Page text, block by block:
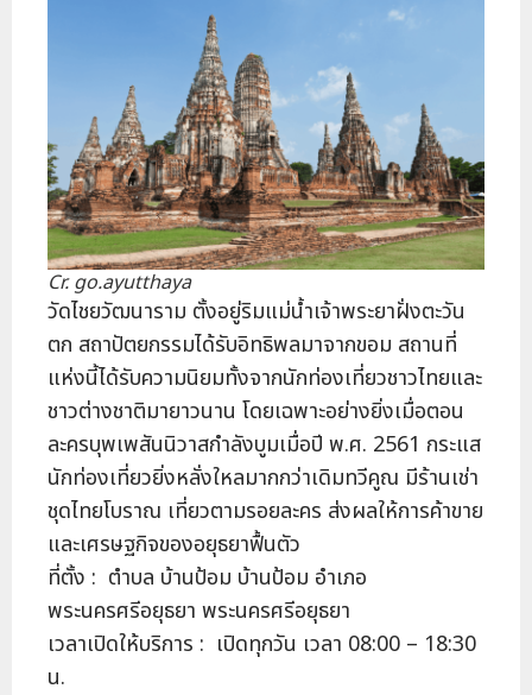
Cr. go.ayutthaya
วัดไชยวัฒนาราม ตั้งอยู่ริมแม่น้ำเจ้าพระยาฝั่งตะวัน
ตก สถาปัตยกรรมได้รับอิทธิพลมาจากขอม สถานที่
แห่งนี้ได้รับความนิยมทั้งจากนักท่องเที่ยวชาวไทยและ
ชาวต่างชาติมายาวนาน โดยเฉพาะอย่างยิ่งเมื่อตอน
ละครบุพเพสันนิวาสกำลังบูมเมื่อปี พ.ศ. 2561 กระแส
นักท่องเที่ยวยิ่งหลั่งใหลมากกว่าเดิมทวีคูณ มีร้านเช่า
ชุดไทยโบราณ เที่ยวตามรอยละคร ส่งผลให้การค้าขาย
และเศรษฐกิจของอยุธยาฟื้นตัว
ที่ตั้ง : ตำบล บ้านป้อม บ้านป้อม อำเภอ
พระนครศรีอยุธยา พระนครศรีอยุธยา
เวลาเปิดให้บริการ : เปิดทุกวัน เวลา 08:00 – 18:30
น.